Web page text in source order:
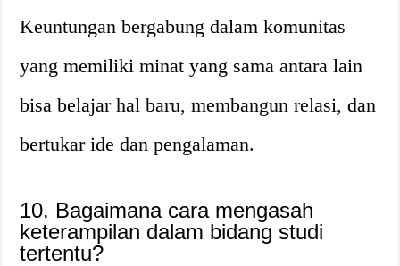
Keuntungan bergabung dalam komunitas
yang memiliki minat yang sama antara lain
bisa belajar hal baru, membangun relasi, dan
bertukar ide dan pengalaman.
10. Bagaimana cara mengasah
keterampilan dalam bidang studi
tertentu?